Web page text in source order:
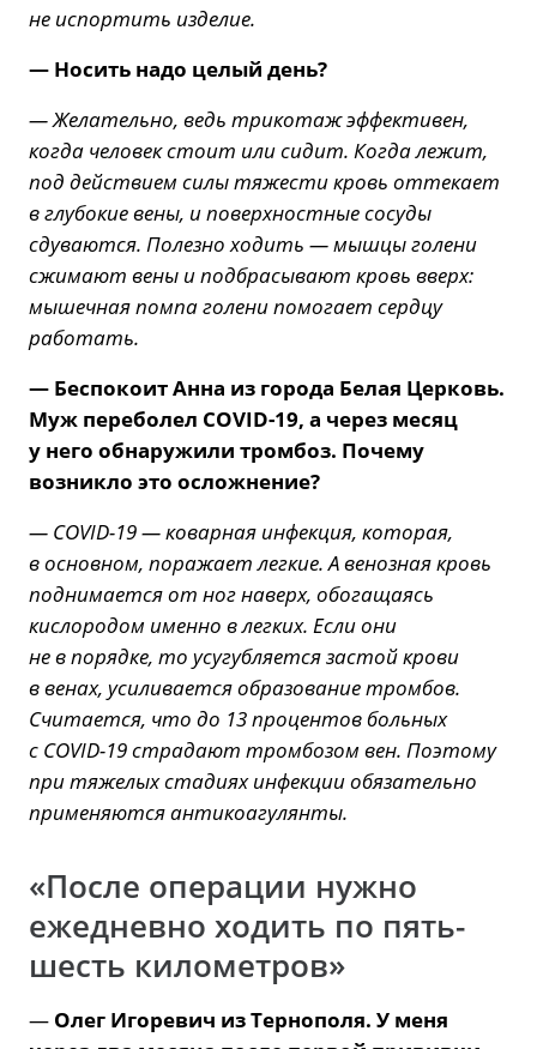
не испортить изделие.
— Носить надо целый день?
— Желательно, ведь трикотаж эффективен,
когда человек стоит или сидит. Когда лежит,
под действием силы тяжести кровь оттекает
в глубокие вены, и поверхностные сосуды
сдуваются. Полезно ходить — мышцы голени
сжимают вены и подбрасывают кровь вверх:
мышечная помпа голени помогает сердцу
работать.
— Беспокоит Анна из города Белая Церковь.
Муж переболел COVID-19, а через месяц
у него обнаружили тромбоз. Почему
возникло это осложнение?
— COVID-19 — коварная инфекция, которая,
в основном, поражает легкие. А венозная кровь
поднимается от ног наверх, обогащаясь
кислородом именно в легких. Если они
не в порядке, то усугубляется застой крови
в венах, усиливается образование тромбов.
Считается, что до 13 процентов больных
с COVID-19 страдают тромбозом вен. Поэтому
при тяжелых стадиях инфекции обязательно
применяются антикоагулянты.
«После операции нужно
ежедневно ходить по пять-
шесть километров»
— Олег Игоревич из Тернополя. У меня